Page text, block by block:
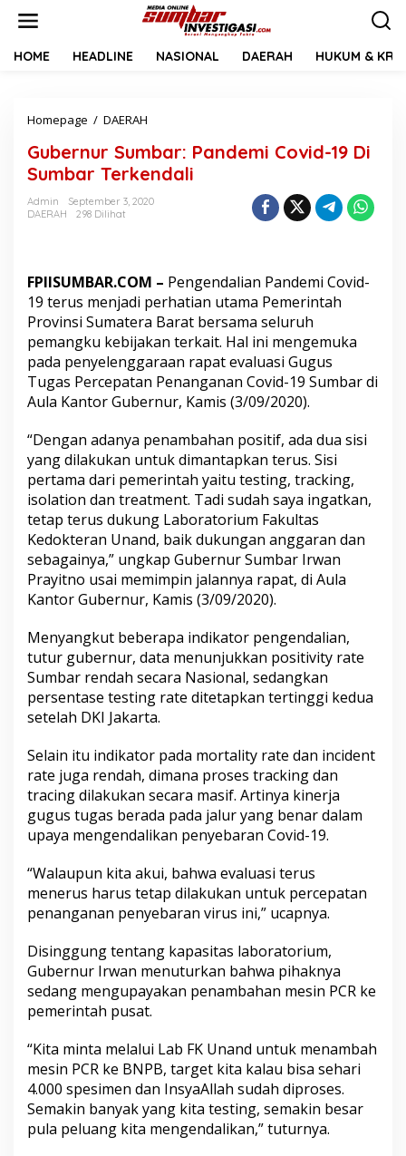
HOME HEADLINE NASIONAL DAERAH HUKUM &
Homepage / DAERAH
b
e
r
n
m
b
a
r
:
P
a
n
m
i
C
o
i
d
-
1
9
D
S
u
m
b
a
r
e
r
k
e
n
d
l
i
Gubernur Sumbar: Pandemi Covid-19 Di
Sumbar Terkendali
Admin
September 3, 2020
DAERAH
298 Dilihat
FPIISUMBAR.COM – Pengendalian Pandemi Covid-
19 terus menjadi perhatian utama Pemerintah
Provinsi Sumatera Barat bersama seluruh
pemangku kebijakan terkait. Hal ini mengemuka
pada penyelenggaraan rapat evaluasi Gugus
Tugas Percepatan Penanganan Covid-19 Sumbar di
Aula Kantor Gubernur, Kamis (3/09/2020).
“Dengan adanya penambahan positif, ada dua sisi
yang dilakukan untuk dimantapkan terus. Sisi
pertama dari pemerintah yaitu testing, tracking,
isolation dan treatment. Tadi sudah saya ingatkan,
tetap terus dukung Laboratorium Fakultas
Kedokteran Unand, baik dukungan anggaran dan
sebagainya,” ungkap Gubernur Sumbar Irwan
Prayitno usai memimpin jalannya rapat, di Aula
Kantor Gubernur, Kamis (3/09/2020).
Menyangkut beberapa indikator pengendalian,
tutur gubernur, data menunjukkan positivity rate
Sumbar rendah secara Nasional, sedangkan
persentase testing rate ditetapkan tertinggi kedua
setelah DKI Jakarta.
Selain itu indikator pada mortality rate dan incident
rate juga rendah, dimana proses tracking dan
tracing dilakukan secara masif. Artinya kinerja
gugus tugas berada pada jalur yang benar dalam
upaya mengendalikan penyebaran Covid-19.
“Walaupun kita akui, bahwa evaluasi terus
menerus harus tetap dilakukan untuk percepatan
penanganan penyebaran virus ini,” ucapnya.
Disinggung tentang kapasitas laboratorium,
Gubernur Irwan menuturkan bahwa pihaknya
sedang mengupayakan penambahan mesin PCR ke
pemerintah pusat.
“Kita minta melalui Lab FK Unand untuk menambah
mesin PCR ke BNPB, target kita kalau bisa sehari
4.000 spesimen dan InsyaAllah sudah diproses.
Semakin banyak yang kita testing, semakin besar
pula peluang kita mengendalikan,” tuturnya.